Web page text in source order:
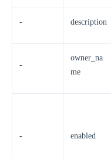
- description
-
owner_na
me
- enabled